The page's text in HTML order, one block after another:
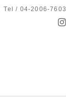
Tel / 04-2006-7603